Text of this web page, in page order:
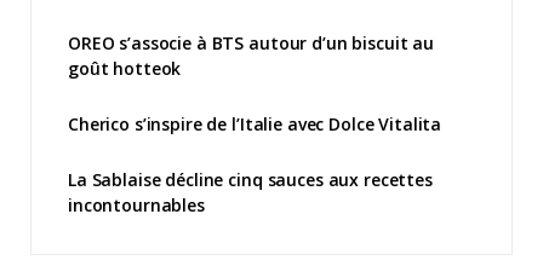
OREO s’associe à BTS autour d’un biscuit au
goût hotteok
Cherico s’inspire de l’Italie avec Dolce Vitalita
La Sablaise décline cinq sauces aux recettes
incontournables